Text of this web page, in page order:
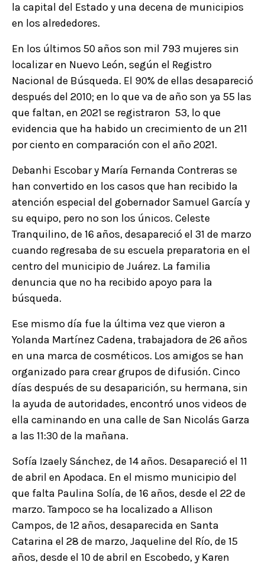
la capital del Estado y una decena de municipios
en los alrededores.
En los últimos 50 años son mil 793 mujeres sin
localizar en Nuevo León, según el Registro
Nacional de Búsqueda. El 90% de ellas desapareció
después del 2010; en lo que va de año son ya 55 las
que faltan, en 2021 se registraron 53, lo que
evidencia que ha habido un crecimiento de un 211
por ciento en comparación con el año 2021.
Debanhi Escobar y María Fernanda Contreras se
han convertido en los casos que han recibido la
atención especial del gobernador Samuel García y
su equipo, pero no son los únicos. Celeste
Tranquilino, de 16 años, desapareció el 31 de marzo
cuando regresaba de su escuela preparatoria en el
centro del municipio de Juárez. La familia
denuncia que no ha recibido apoyo para la
búsqueda.
Ese mismo día fue la última vez que vieron a
Yolanda Martínez Cadena, trabajadora de 26 años
en una marca de cosméticos. Los amigos se han
organizado para crear grupos de difusión. Cinco
días después de su desaparición, su hermana, sin
la ayuda de autoridades, encontró unos videos de
ella caminando en una calle de San Nicolás Garza
a las 11:30 de la mañana.
Sofía Izaely Sánchez, de 14 años. Desapareció el 11
de abril en Apodaca. En el mismo municipio del
que falta Paulina Solía, de 16 años, desde el 22 de
marzo. Tampoco se ha localizado a Allison
Campos, de 12 años, desaparecida en Santa
Catarina el 28 de marzo, Jaqueline del Río, de 15
años, desde el 10 de abril en Escobedo, y Karen